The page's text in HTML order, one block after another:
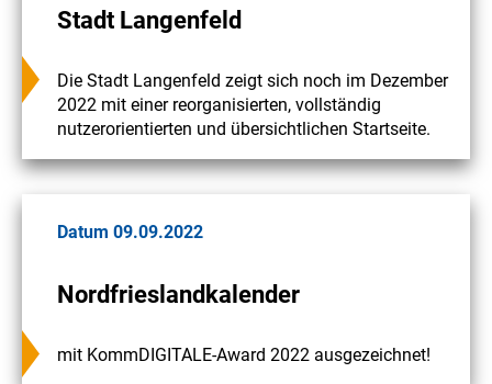
Stadt Langenfeld
Die Stadt Langenfeld zeigt sich noch im Dezember
2022 mit einer reorganisierten, vollständig
nutzerorientierten und übersichtlichen Startseite.
Nordfrieslandkalender
Datum 09.09.2022
mit KommDIGITALE-Award 2022 ausgezeichnet!